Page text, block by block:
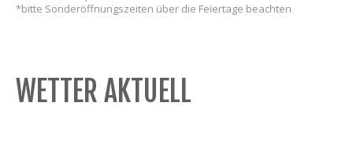
*bitte Sonderöffnungszeiten über die Feiertage beachten
WETTER AKTUELL